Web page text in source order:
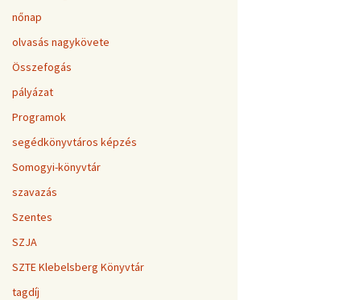
nőnap
olvasás nagykövete
Összefogás
pályázat
Programok
segédkönyvtáros képzés
Somogyi-könyvtár
szavazás
Szentes
SZJA
SZTE Klebelsberg Könyvtár
tagdíj